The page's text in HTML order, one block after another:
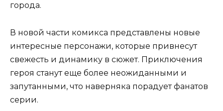
города.
В новой части комикса представлены новые
интересные персонажи, которые привнесут
свежесть и динамику в сюжет. Приключения
героя станут еще более неожиданными и
запутанными, что наверняка порадует фанатов
серии.